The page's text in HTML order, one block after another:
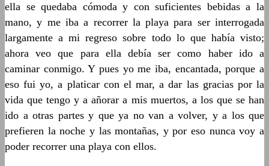
ella se quedaba cómoda y con suficientes bebidas a la
mano, y me iba a recorrer la playa para ser interrogada
largamente a mi regreso sobre todo lo que había visto;
ahora veo que para ella debía ser como haber ido a
caminar conmigo. Y pues yo me iba, encantada, porque a
eso fui yo, a platicar con el mar, a dar las gracias por la
vida que tengo y a añorar a mis muertos, a los que se han
ido a otras partes y que ya no van a volver, y a los que
prefieren la noche y las montañas, y por eso nunca voy a
poder recorrer una playa con ellos.